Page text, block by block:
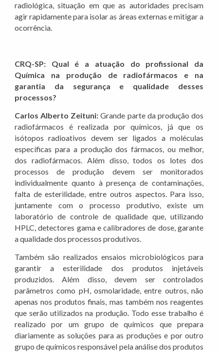
radiológica, situação em que as autoridades precisam
agir rapidamente para isolar as áreas externas e mitigar a
ocorrência.
CRQ-SP: Qual é a atuação do profissional da
Química na produção de radiofármacos e na
garantia da segurança e qualidade desses
processos?
Carlos Alberto Zeituni:Grande parte da produção dos
radiofármacos é realizada por químicos, já que os
isótopos radioativos devem ser ligados a moléculas
específicas para a produção dos fármacos, ou melhor,
dos radiofármacos. Além disso, todos os lotes dos
processos de produção devem ser monitorados
individualmente quanto à presença de contaminações,
falta de esterilidade, entre outros aspectos. Para isso,
juntamente com o processo produtivo, existe um
laboratório de controle de qualidade que, utilizando
HPLC, detectores gama e calibradores de dose, garante
a qualidade dos processos produtivos.
Também são realizados ensaios microbiológicos para
garantir a esterilidade dos produtos injetáveis
produzidos. Além disso, devem ser controlados
parâmetros como pH, osmolaridade, entre outros, não
apenas nos produtos finais, mas também nos reagentes
que serão utilizados na produção. Todo esse trabalho é
realizado por um grupo de químicos que prepara
diariamente as soluções para as produções e por outro
grupo de químicos responsável pela análise dos produtos